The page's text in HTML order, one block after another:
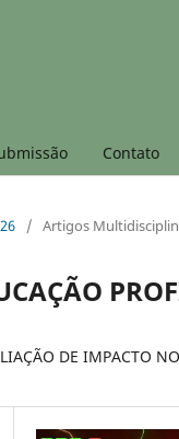
Contato
/ Artigos
DE IMPACTO